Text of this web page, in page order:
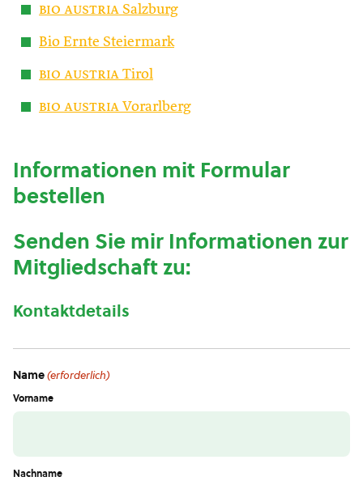
bio austria Salzburg
Bio Ernte Steiermark
bio austria Tirol
bio austria Vorarlberg
Informationen mit Formular
bestellen
Senden Sie mir Informationen zur
Mitgliedschaft zu:
Kontaktdetails
Name(erforderlich)
Vorname
Nachname